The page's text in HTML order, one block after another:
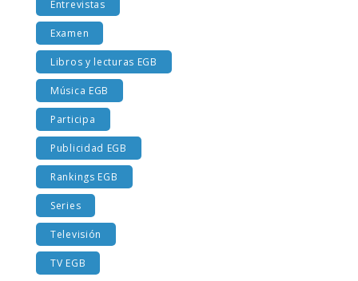
Entrevistas
Examen
Libros y lecturas EGB
Música EGB
Participa
Publicidad EGB
Rankings EGB
Series
Televisión
TV EGB